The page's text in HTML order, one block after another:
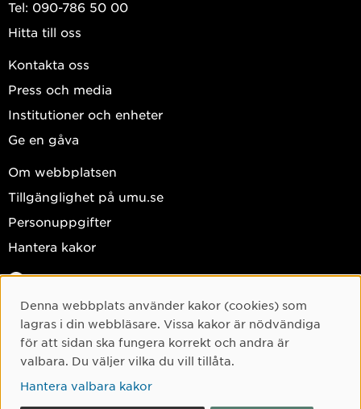
Tel: 090-786 50 00
Hitta till oss
Kontakta oss
Press och media
Institutioner och enheter
Ge en gåva
Om webbplatsen
Tillgänglighet på umu.se
Personuppgifter
Hantera kakor
Facebook
Instagram
TikTok
Youtube
Cookie-samtycke
Denna webbplats använder kakor (cookies) som
lagras i din webbläsare. Vissa kakor är nödvändiga
för att sidan ska fungera korrekt och andra är
valbara. Du väljer vilka du vill tillåta.
Hantera valbara kakor